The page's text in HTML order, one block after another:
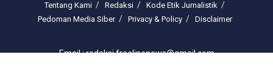
Tentang Kami Redaksi
Kode Etik Jurnalistik
Pedoman Media Siber
Privacy & Policy Disclaimer
Email : redaksi.freelinenews@gmail.com